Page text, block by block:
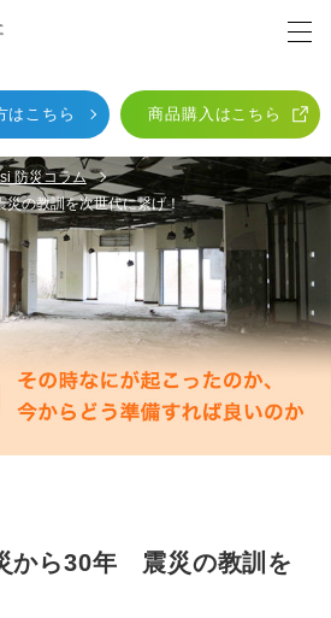
はこちら 商品購入はこちら
防災コラム
の教訓を次世代に繋げ！
から30年 震災の教訓を